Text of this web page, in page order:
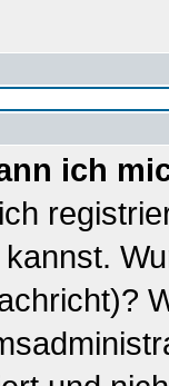
ich